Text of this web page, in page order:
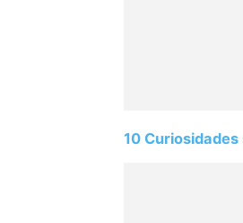
10 Curiosidades